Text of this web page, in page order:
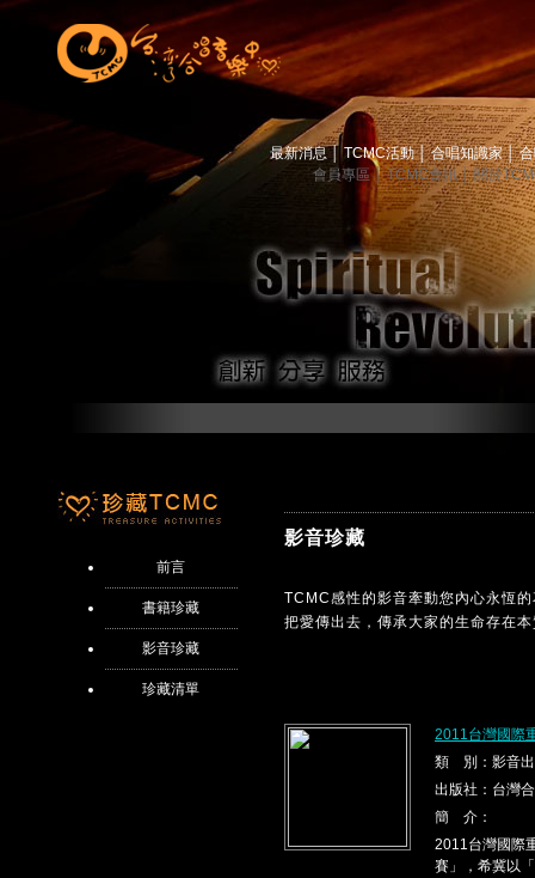
最新消息 TCMC活動│ 合唱知識家│
會員專區│ TCMC會訊│ 關於
前言
書籍珍藏
影音珍藏
珍藏清單
影音珍藏
TCMC感性的影音牽動您內心永恆
把愛傳出去，傳承大家的生命存在
2011台灣國際
類 別：影音
出版社：台灣
簡 介：
2011台灣國際
賽」，希冀以